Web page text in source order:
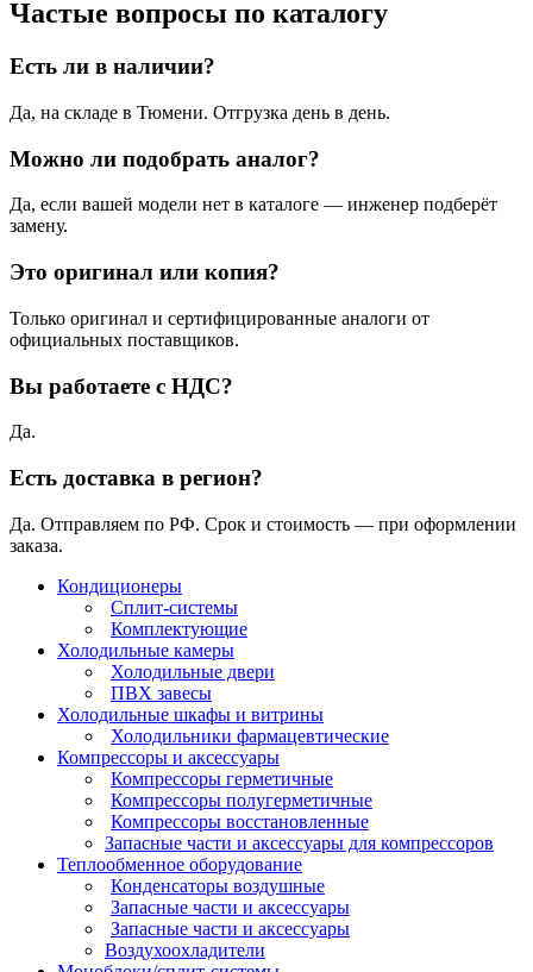
Частые вопросы по каталогу
Есть ли в наличии?
Да, на складе в Тюмени. Отгрузка день в день.
Можно ли подобрать аналог?
Да, если вашей модели нет в каталоге — инженер подберёт
замену.
Это оригинал или копия?
Только оригинал и сертифицированные аналоги от
официальных поставщиков.
Вы работаете с НДС?
Да.
Есть доставка в регион?
Да. Отправляем по РФ. Срок и стоимость — при оформлении
заказа.
Кондиционеры
Сплит-системы
Комплектующие
Холодильные камеры
Холодильные двери
ПВХ завесы
Холодильные шкафы и витрины
Холодильники фармацевтические
Компрессоры и аксессуары
Компрессоры герметичные
Компрессоры полугерметичные
Компрессоры восстановленные
Запасные части и аксессуары для компрессоров
Теплообменное оборудование
Конденсаторы воздушные
Запасные части и аксессуары
Запасные части и аксессуары
Воздухоохладители